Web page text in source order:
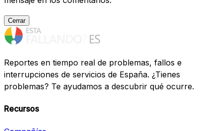
Cerrar
Reportes en tiempo real de problemas, fallos e
interrupciones de servicios de España. ¿Tienes
problemas? Te ayudamos a descubrir qué ocurre.
Recursos